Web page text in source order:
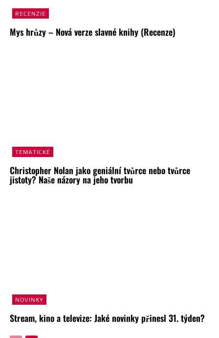
RECENZIE
Mys hrůzy – Nová verze slavné knihy (Recenze)
TEMATICKÉ
Christopher Nolan jako geniální tvůrce nebo tvůrce
jistoty? Naše názory na jeho tvorbu
NOVINKY
Stream, kino a televize: Jaké novinky přinesl 31. týden?